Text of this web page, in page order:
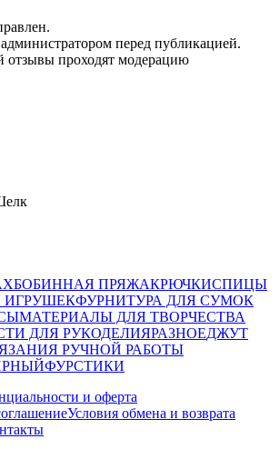
перед публикацией.
отзывы проходят модерацию
БОБИННАЯ ПРЯЖАКРЮЧКИСПИЦЫ
ИГРУШЕКФУРНИТУРА ДЛЯ СУМОК
МАТЕРИАЛЫ ДЛЯ ТВОРЧЕСТВА
ДЛЯ РУКОДЕЛИЯРАЗНОЕДЖУТ
РУЧНОЙ РАБОТЫ
ФУРСТИКИ
и оферта
Условия обмена и возврата